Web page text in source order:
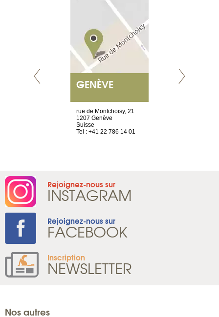
GENÈVE
rue de Montchoisy, 21
1207 Genève
Suisse
Tel : +41 22 786 14 01
Rejoignez-nous sur
INSTAGRAM
Rejoignez-nous sur
FACEBOOK
Inscription
NEWSLETTER
Nos autres